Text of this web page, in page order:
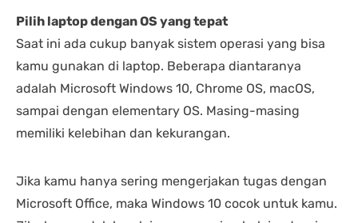
Pilih laptop dengan OS yang tepat
Saat ini ada cukup banyak sistem operasi yang bisa
kamu gunakan di laptop. Beberapa diantaranya
adalah Microsoft Windows 10, Chrome OS, macOS,
sampai dengan elementary OS. Masing-masing
memiliki kelebihan dan kekurangan.
Jika kamu hanya sering mengerjakan tugas dengan
Microsoft Office, maka Windows 10 cocok untuk kamu.